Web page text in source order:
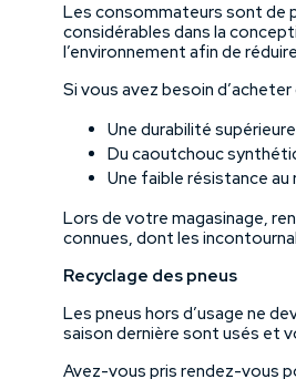
Les consommateurs sont de
considérables dans la
l’environnement afin de
Si vous avez besoin
Une durabilité
Du caoutchouc
Une faible résistance
Lors de votre magasinage,
connues, dont les
Recyclage des pneus
Les pneus hors d’usage ne
saison dernière sont usés et
Avez-vous pris rendez-vous